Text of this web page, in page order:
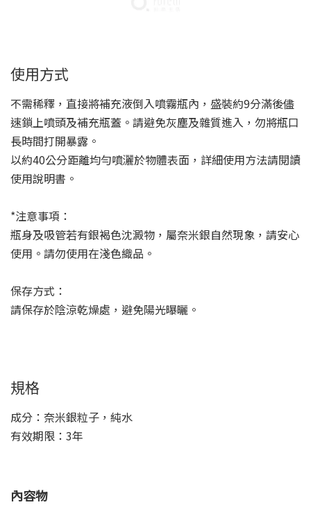
使用方式
不需稀釋，直接將補充液倒入噴霧瓶內，盛裝約9分滿後儘
速鎖上噴頭及補充瓶蓋。請避免灰塵及雜質進入，勿將瓶口
長時間打開暴露。
以約40公分距離均勻噴灑於物體表面，詳細使用方法請閱讀
使用說明書。
*注意事項：
瓶身及吸管若有銀褐色沈澱物，屬奈米銀自然現象，請安心
使用。請勿使用在淺色織品。
保存方式：
請保存於陰涼乾燥處，避免陽光曝曬。
規格
成分：奈米銀粒子，純水
有效期限：3年
內容物